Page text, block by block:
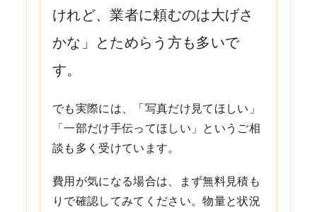
けれど、業者に頼むのは大げさ
かな」とためらう方も多いで
す。
でも実際には、「写真だけ見てほしい」
「一部だけ手伝ってほしい」というご相
談も多く受けています。
費用が気になる場合は、まず無料見積も
りで確認してみてください。物量と状況